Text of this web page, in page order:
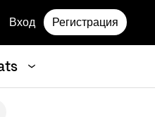
Вход Регистрация